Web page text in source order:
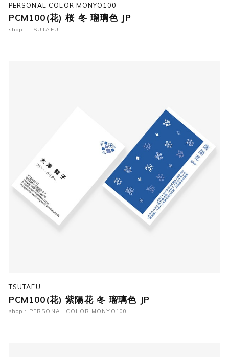
PERSONAL COLOR MONYO100
PCM100(花) 桜 冬 瑠璃色 JP
shop : TSUTAFU
TSUTAFU
PCM100(花) 紫陽花 冬 瑠璃色 JP
shop : PERSONAL COLOR MONYO100